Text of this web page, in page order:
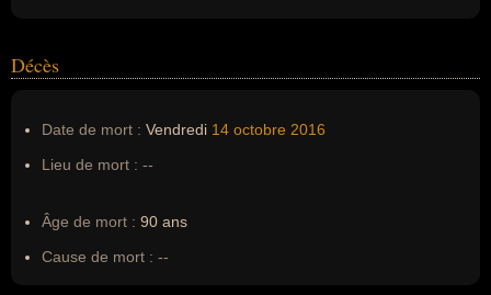
Décès
Date de mort : Vendredi 14 octobre 2016
Lieu de mort : --
Âge de mort : 90 ans
Cause de mort : --